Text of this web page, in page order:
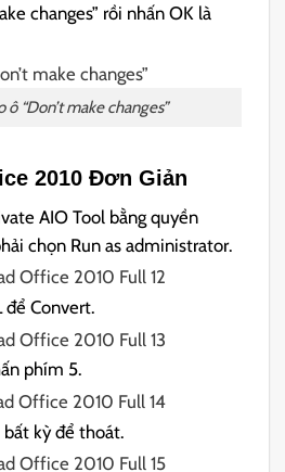
changes” rồi nhấn OK là
ô “Don’t make changes”
2010 Đơn Giản
AIO Tool bằng quyền
chọn Run as administrator.
để Convert.
phím 5.
bất kỳ để thoát.